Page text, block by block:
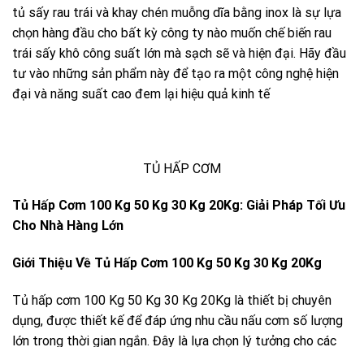
tủ sấy rau trái và khay chén muỗng dĩa bằng inox là sự lựa
chọn hàng đầu cho bất kỳ công ty nào muốn chế biến rau
trái sấy khô công suất lớn mà sạch sẽ và hiện đại. Hãy đầu
tư vào những sản phẩm này để tạo ra một công nghệ hiện
đại và năng suất cao đem lại hiệu quả kinh tế
TỦ HẤP CƠM
Tủ Hấp Cơm 100 Kg 50 Kg 30 Kg 20Kg: Giải Pháp Tối Ưu
Cho Nhà Hàng Lớn
Giới Thiệu Về Tủ Hấp Cơm 100 Kg 50 Kg 30 Kg 20Kg
Tủ hấp cơm 100 Kg 50 Kg 30 Kg 20Kg là thiết bị chuyên
dụng, được thiết kế để đáp ứng nhu cầu nấu cơm số lượng
lớn trong thời gian ngắn. Đây là lựa chọn lý tưởng cho các